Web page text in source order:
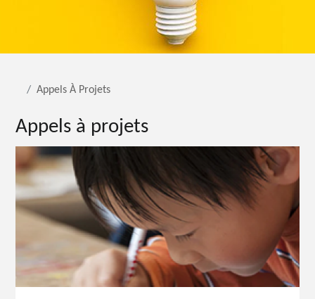
Appels À Projets
Appels à projets